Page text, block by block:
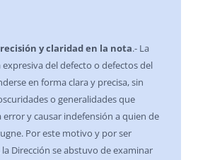
y claridad en la nota.- La
del defecto o defectos del
en forma clara y precisa, sin
o generalidades que
error y causar indefensión a quien de
Por este motivo y por ser
Dirección se abstuvo de examinar